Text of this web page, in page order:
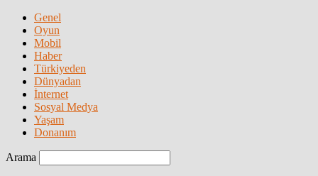
Genel
Oyun
Mobil
Haber
Türkiyeden
Dünyadan
İnternet
Sosyal Medya
Yaşam
Donanım
Arama